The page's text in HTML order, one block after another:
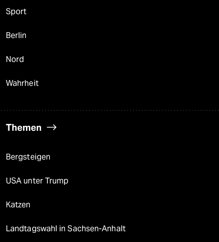
Sport
Berlin
Nord
Wahrheit
Themen
Bergsteigen
USA unter Trump
Katzen
Landtagswahl in Sachsen-Anhalt